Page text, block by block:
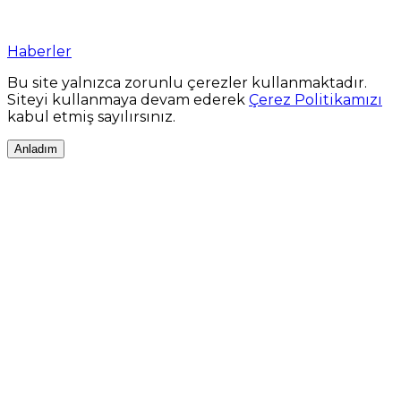
Haberler
Bu site yalnızca zorunlu çerezler kullanmaktadır.
Siteyi kullanmaya devam ederek Çerez Politikamızı
kabul etmiş sayılırsınız.
Anladım